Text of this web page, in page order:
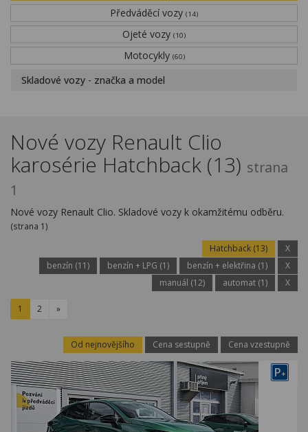
Financování
Novinky
Kariéra
Kontakty
Předváděcí vozy (14)
Ojeté vozy (10)
Motocykly (60)
Skladové vozy - značka a model
Nové vozy Renault Clio
karosérie Hatchback (13) strana
1
Nové vozy Renault Clio. Skladové vozy k okamžitému odběru.
(strana 1)
Hatchback (13)
X
benzín (11)
benzín + LPG (1) benzín + elektřina (1)
X
manuál (12)
automat (1) X
1 2 »
Od nejnovějšího Cena sestupně Cena vzestupně
P+